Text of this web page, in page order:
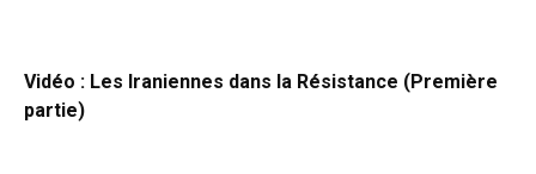
Vidéo : Les Iraniennes dans la Résistance (Première
partie)